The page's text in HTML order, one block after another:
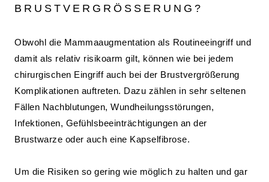
BRUSTVERGRÖSSERUNG?
Obwohl die Mammaaugmentation als Routineeingriff und
damit als relativ risikoarm gilt, können wie bei jedem
chirurgischen Eingriff auch bei der Brustvergrößerung
Komplikationen auftreten. Dazu zählen in sehr seltenen
Fällen Nachblutungen, Wundheilungsstörungen,
Infektionen, Gefühlsbeeinträchtigungen an der
Brustwarze oder auch eine Kapselfibrose.
Um die Risiken so gering wie möglich zu halten und gar